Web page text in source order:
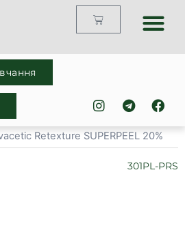
Retexturе SUPERPEEL 20%
301PL-PRS